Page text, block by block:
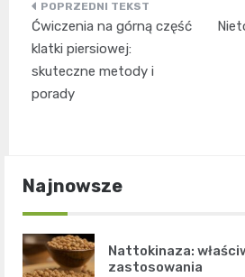
Nawigacja
wpisu
Ćwiczenia na górną część
klatki piersiowej:
skuteczne metody i
porady
Najnowsze
Nattokinaza:
zastosowania